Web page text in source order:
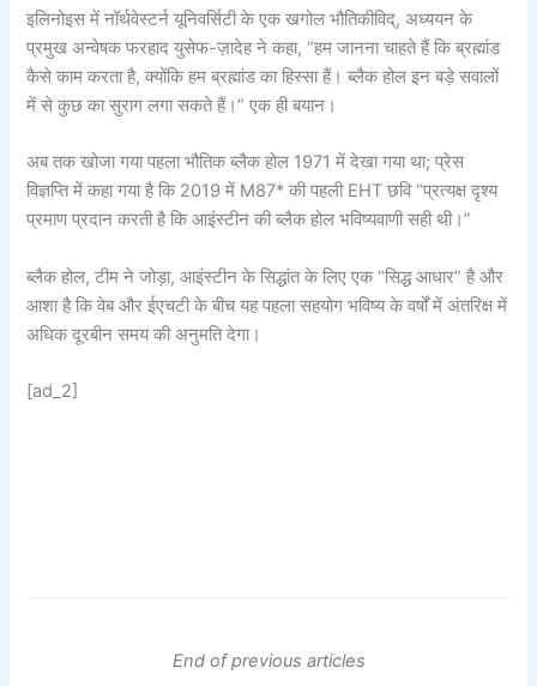
इलिनोइस में नॉर्थवेस्टर्न यूनिवर्सिटी के एक खगोल भौतिकीविद्, अध्ययन के
प्रमुख अन्वेषक फरहाद युसेफ-ज़ादेह ने कहा, “हम जानना चाहते हैं कि ब्रह्मांड
कैसे काम करता है, क्योंकि हम ब्रह्मांड का हिस्सा हैं। ब्लैक होल इन बड़े सवालों
में से कुछ का सुराग लगा सकते हैं।” एक ही बयान।
अब तक खोजा गया पहला भौतिक ब्लैक होल 1971 में देखा गया था; प्रेस
विज्ञप्ति में कहा गया है कि 2019 में M87* की पहली EHT छवि “प्रत्यक्ष दृश्य
प्रमाण प्रदान करती है कि आइंस्टीन की ब्लैक होल भविष्यवाणी सही थी।”
ब्लैक होल, टीम ने जोड़ा, आइंस्टीन के सिद्धांत के लिए एक “सिद्ध आधार” है और
आशा है कि वेब और ईएचटी के बीच यह पहला सहयोग भविष्य के वर्षों में अंतरिक्ष में
अधिक दूरबीन समय की अनुमति देगा।
[ad_2]
End of previous articles